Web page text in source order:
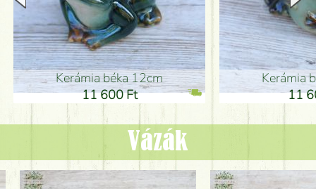
Kerámia béka 12cm
11 600 Ft
Kerámia
11
Vázák